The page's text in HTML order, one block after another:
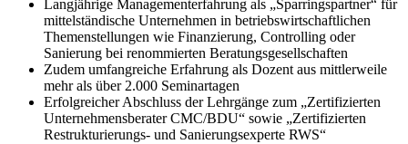
Langjährige Managementerfahrung als „Sparringspartner“ für
mittelständische Unternehmen in betriebswirtschaftlichen
Themenstellungen wie Finanzierung, Controlling oder
Sanierung bei renommierten Beratungsgesellschaften
Zudem umfangreiche Erfahrung als Dozent aus mittlerweile
mehr als über 2.000 Seminartagen
Erfolgreicher Abschluss der Lehrgänge zum „Zertifizierten
Unternehmensberater CMC/BDU“ sowie „Zertifizierten
Restrukturierungs- und Sanierungsexperte RWS“